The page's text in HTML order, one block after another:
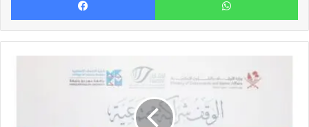
സ്കോളർഷിപ്പുമായി